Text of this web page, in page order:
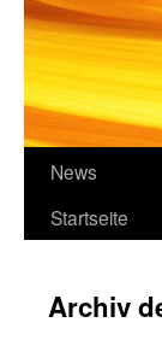
News
Startseite
Archiv